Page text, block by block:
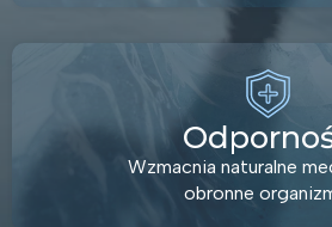
Wzmacnia naturalne
obronne